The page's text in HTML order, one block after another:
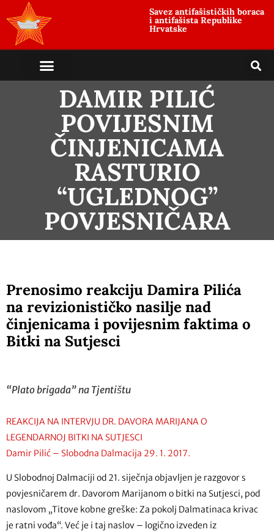
Savez antifašističkih boraca
i antifašista Republike
Hrvatske
DAMIR PILIĆ
POVIJESNIM
ČINJENICAMA
RASTURIO
“UGLEDNOG”
POVJESNIČARA
Prenosimo reakciju Damira Pilića
na revizionističko nasilje nad
činjenicama i povijesnim faktima o
Bitki na Sutjesci
“Plato brigada” na Tjentištu
REAKCIJA NA INTERVJU DR. DAVORA MARIJANA O
LEGENDARNOJ BITKI NA SUTJESCI
Damir Pilić – Slobodna Dalmacija 29. 1. 2017.
U Slobodnoj Dalmaciji od 21. siječnja objavljen je razgovor s
povjesničarem dr. Davorom Marijanom o bitki na Sutjesci, pod
naslovom „Titove kobne greške: Za pokolj Dalmatinaca krivac
je ratni vođa“. Već je i taj naslov – logično izveden iz